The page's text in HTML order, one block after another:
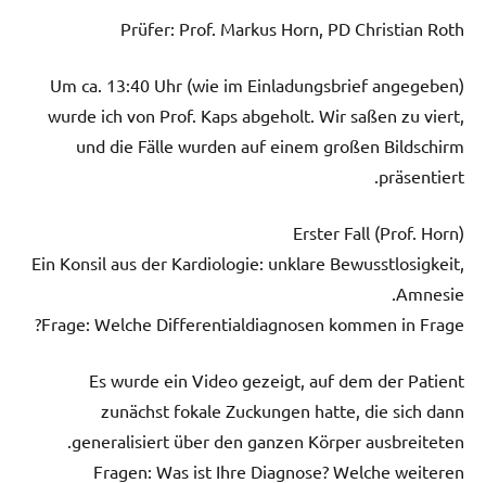
Prüfer: Prof. Markus Horn, PD Christian Roth
Um ca. 13:40 Uhr (wie im Einladungsbrief angegeben)
wurde ich von Prof. Kaps abgeholt. Wir saßen zu viert,
und die Fälle wurden auf einem großen Bildschirm
präsentiert.
Erster Fall (Prof. Horn)
Ein Konsil aus der Kardiologie: unklare Bewusstlosigkeit,
Amnesie.
Frage: Welche Differentialdiagnosen kommen in Frage?
Es wurde ein Video gezeigt, auf dem der Patient
zunächst fokale Zuckungen hatte, die sich dann
generalisiert über den ganzen Körper ausbreiteten.
Fragen: Was ist Ihre Diagnose? Welche weiteren